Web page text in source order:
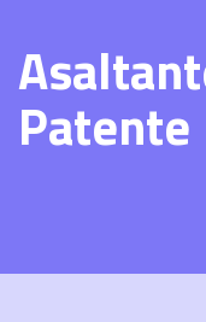
Patente